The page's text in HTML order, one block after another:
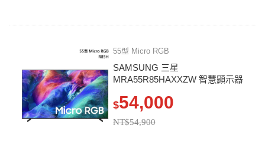
55型 Micro RGB
SAMSUNG 三星
MRA55R85HAXXZW 智慧顯示器
$54,000
NT$54,900